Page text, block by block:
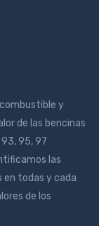
y
de las bencinas
95, 97
las
en todas y cada
de los